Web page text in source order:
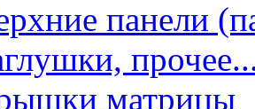
панели
матрицы